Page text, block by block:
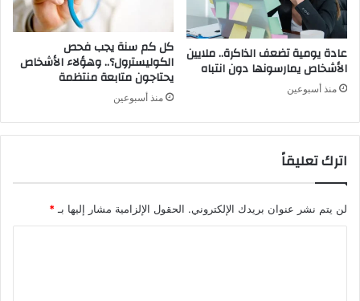
عادة يومية تضعف الذاكرة.. ملايين
الأشخاص يمارسونها دون انتباه
منذ أسبوعين
كل كم سنة يجب فحص
الكوليسترول؟.. وهؤلاء الأشخاص
يحتاجون متابعة منتظمة
منذ أسبوعين
اترك تعليقاً
لن يتم نشر عنوان بريدك الإلكتروني. الحقول الإلزامية مشار إليها بـ *